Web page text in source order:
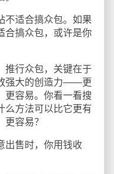
适合搞众包。如果
合搞众包，或许是你
行众包，关键在于
强大的创造力——更
更容易。你看一看搜
么方法可以比它更有
容易？
售时，你用钱收